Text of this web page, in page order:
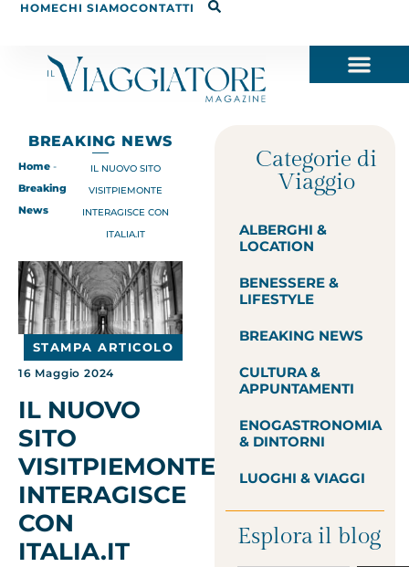
HOMECHI SIAMOCONTATTI
BREAKING NEWS
Home -
Breaking
News
IL NUOVO SITO
VISITPIEMONTE
INTERAGISCE CON
ITALIA.IT
STAMPA ARTICOLO
16 Maggio 2024
IL NUOVO
SITO
VISITPIEMONTE
INTERAGISCE
CON
ITALIA.IT
Categorie di
Viaggio
ALBERGHI &
LOCATION
BENESSERE &
LIFESTYLE
BREAKING NEWS
CULTURA &
APPUNTAMENTI
ENOGASTRONOMIA
& DINTORNI
LUOGHI & VIAGGI
Esplora il blog